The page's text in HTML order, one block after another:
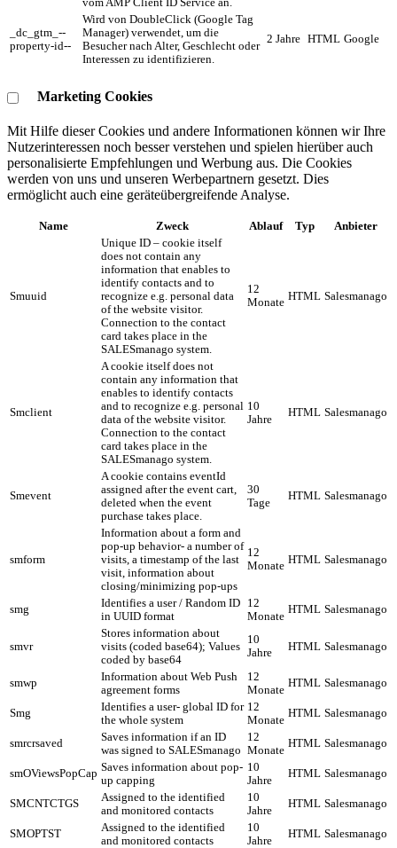
vom AMP Client ID Service an.
_dc_gtm_--
property-id--
Wird von DoubleClick (Google Tag
Manager) verwendet, um die
Besucher nach Alter, Geschlecht oder
Interessen zu identifizieren.
2 Jahre HTML Google
Marketing Cookies
Mit Hilfe dieser Cookies und andere Informationen können wir Ihre
Nutzerinteressen noch besser verstehen und spielen hierüber auch
personalisierte Empfehlungen und Werbung aus. ​Die Cookies
werden von uns und unseren Werbepartnern gesetzt. Dies
ermöglicht auch eine geräteübergreifende Analyse.
Name Zweck Ablauf Typ Anbieter
Smuuid
Unique ID – cookie itself
does not contain any
information that enables to
identify contacts and to
recognize e.g. personal data
of the website visitor.
Connection to the contact
card takes place in the
SALESmanago system.
12
Monate HTML Salesmanago
Smclient
A cookie itself does not
contain any information that
enables to identify contacts
and to recognize e.g. personal
data of the website visitor.
Connection to the contact
card takes place in the
SALESmanago system.
10
Jahre
HTML Salesmanago
Smevent
A cookie contains eventId
assigned after the event cart,
deleted when the event
purchase takes place.
30
Tage
HTML Salesmanago
smform
Information about a form and
pop-up behavior- a number of
visits, a timestamp of the last
visit, information about
closing/minimizing pop-ups
12
Monate HTML Salesmanago
smg
Identifies a user / Random ID
in UUID format
12
Monate
HTML Salesmanago
smvr
Stores information about
visits (coded base64); Values
coded by base64
10
Jahre
HTML Salesmanago
smwp
Information about Web Push
agreement forms
12
Monate
HTML Salesmanago
Smg
Identifies a user- global ID for
the whole system
12
Monate
HTML Salesmanago
smrcrsaved
Saves information if an ID
was signed to SALESmanago
12
Monate
HTML Salesmanago
smOViewsPopCap Saves information about pop-
up capping
10
Jahre
HTML Salesmanago
SMCNTCTGS
Assigned to the identified
and monitored contacts
10
Jahre
HTML Salesmanago
SMOPTST
Assigned to the identified
and monitored contacts
10
Jahre
HTML Salesmanago